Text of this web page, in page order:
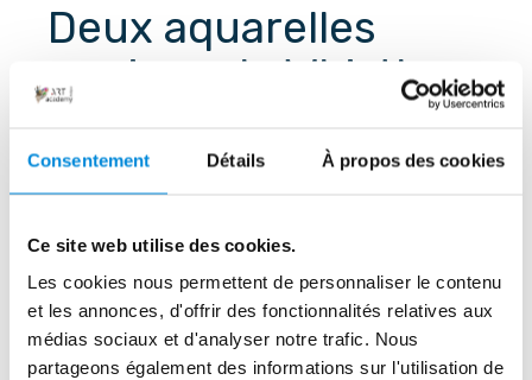
Consentement Détails À propos des cookies
Ce site web utilise des cookies.
Les cookies nous permettent de personnaliser le contenu
et les annonces, d'offrir des fonctionnalités relatives aux
médias sociaux et d'analyser notre trafic. Nous
partageons également des informations sur l'utilisation de
Deux aquarelles
marines de Whistler
Créée entre 1854 et 1903, c’est une
aquarelle agrémentée de rehauts de